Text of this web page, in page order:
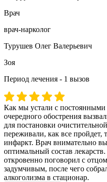
Врач
врач-нарколог
Турушев Олег Валерьевич
Зоя
Период лечения - 1 вызов
Как мы устали с
очередного обострения
для постановки
переживали, как все пройдет,
инфаркт. Врач внимательно
оптимальный состав
откровенно поговорил с
задумчивым, после чего
алкоголизма в стационар.